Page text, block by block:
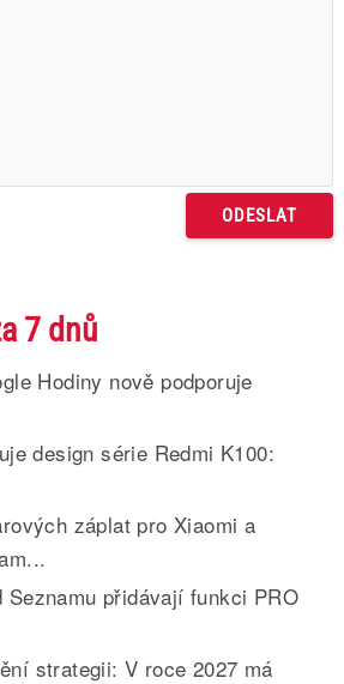
7 dnů
Hodiny nově podporuje
design série Redmi K100:
záplat pro Xiaomi a
Seznamu přidávají funkci PRO
strategii: V roce 2027 má